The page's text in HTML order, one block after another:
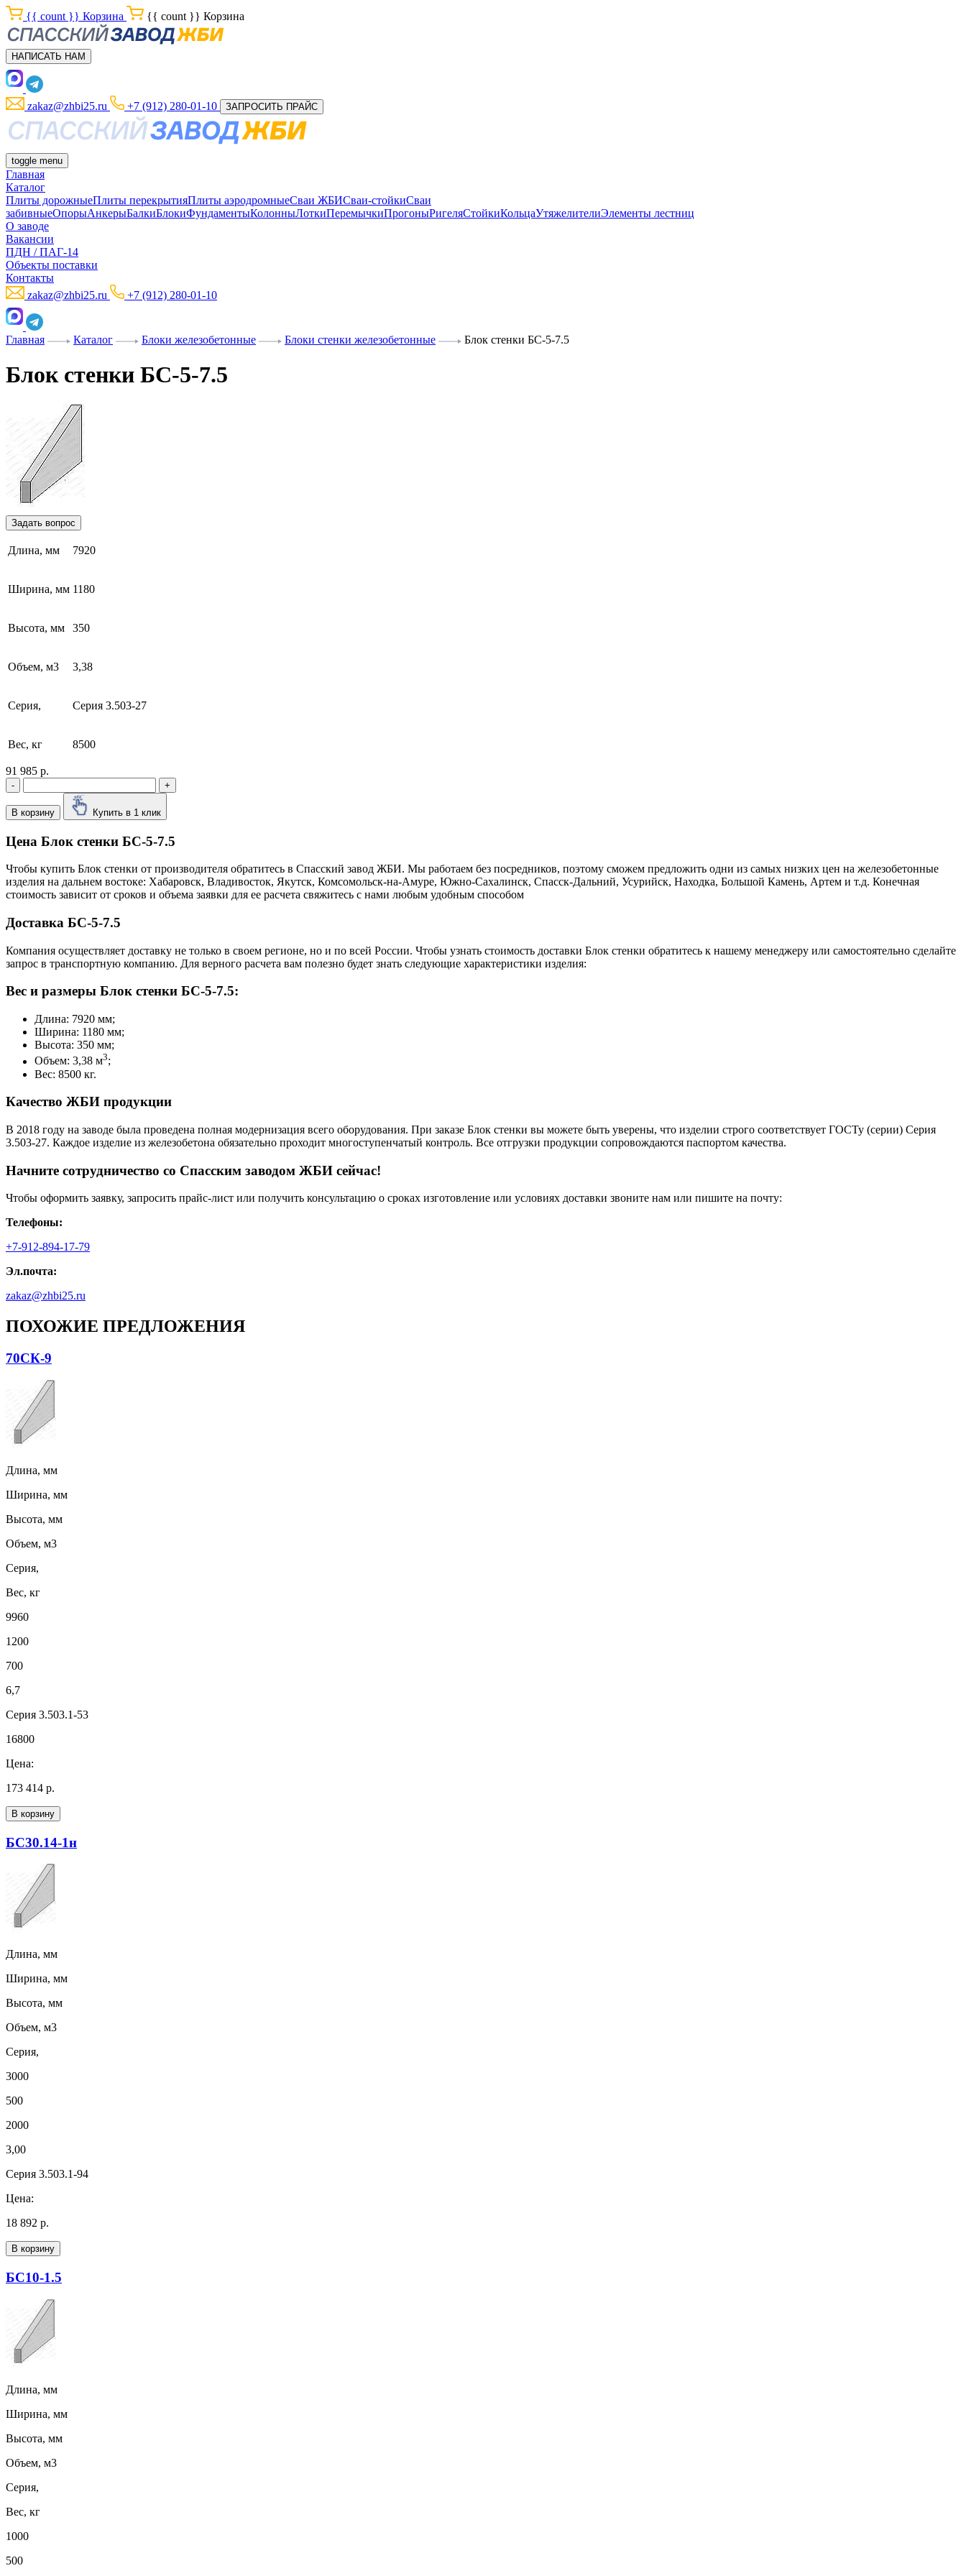
{{ count }} Корзина {{ count }} Корзина
НАПИСАТЬ НАМ
zakaz@zhbi25.ru +7 (912) 280-01-10 ЗАПРОСИТЬ ПРАЙС
toggle menu
Главная
Каталог
Плиты дорожныеПлиты перекрытияПлиты аэродромныеСваи ЖБИСваи-стойкиСваи
забивныеОпорыАнкерыБалкиБлокиФундаментыКолонныЛоткиПеремычкиПрогоныРигеляСтойкиКольцаУтяжелителиЭлементы лестниц
О заводе
Вакансии
ПДН / ПАГ-14
Объекты поставки
Контакты
zakaz@zhbi25.ru
+7 (912) 280-01-10
Главная Каталог Блоки железобетонные Блоки стенки железобетонные Блок стенки БС-5-7.5
Блок стенки БС-5-7.5
Задать вопрос
Длина, мм 7920
Ширина, мм 1180
Высота, мм 350
Объем, м3 3,38
Серия, Серия 3.503-27
Вес, кг 8500
91 985 р.
- +
В корзину Купить в 1 клик
Цена Блок стенки БС-5-7.5
Чтобы купить Блок стенки от производителя обратитесь в Cпасский завод ЖБИ. Мы работаем без посредников, поэтому сможем предложить одни из самых низких цен на железобетонные
изделия на дальнем востоке: Хабаровск, Владивосток, Якутск, Комсомольск-на-Амуре, Южно-Сахалинск, Спасск-Дальний, Усурийск, Находка, Большой Камень, Артем и т.д. Конечная
стоимость зависит от сроков и объема заявки для ее расчета свяжитесь с нами любым удобным способом
Доставка БС-5-7.5
Компания осуществляет доставку не только в своем регионе, но и по всей России. Чтобы узнать стоимость доставки Блок стенки обратитесь к нашему менеджеру или самостоятельно сделайте
запрос в транспортную компанию. Для верного расчета вам полезно будет знать следующие характеристики изделия:
Вес и размеры Блок стенки БС-5-7.5:
Длина: 7920 мм;
Ширина: 1180 мм;
Высота: 350 мм;
Объем: 3,38 м3;
Вес: 8500 кг.
Качество ЖБИ продукции
В 2018 году на заводе была проведена полная модернизация всего оборудования. При заказе Блок стенки вы можете быть уверены, что изделии строго соответствует ГОСТу (серии) Серия
3.503-27. Каждое изделие из железобетона обязательно проходит многоступенчатый контроль. Все отгрузки продукции сопровождаются паспортом качества.
Начните сотрудничество со Cпасским заводом ЖБИ сейчас!
Чтобы оформить заявку, запросить прайс-лист или получить консультацию о сроках изготовление или условиях доставки звоните нам или пишите на почту:
Телефоны:
+7-912-894-17-79
Эл.почта:
zakaz@zhbi25.ru
ПОХОЖИЕ ПРЕДЛОЖЕНИЯ
70СК-9
Длина, мм
Ширина, мм
Высота, мм
Объем, м3
Серия,
Вес, кг
9960
1200
700
6,7
Серия 3.503.1-53
16800
Цена:
173 414 р.
В корзину
БС30.14-1н
Длина, мм
Ширина, мм
Высота, мм
Объем, м3
Серия,
3000
500
2000
3,00
Серия 3.503.1-94
Цена:
18 892 р.
В корзину
БС10-1.5
Длина, мм
Ширина, мм
Высота, мм
Объем, м3
Серия,
Вес, кг
1000
500